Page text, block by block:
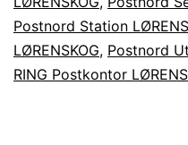
Postnord Station
LØRENSKOG, Postnord
RING Postkontor